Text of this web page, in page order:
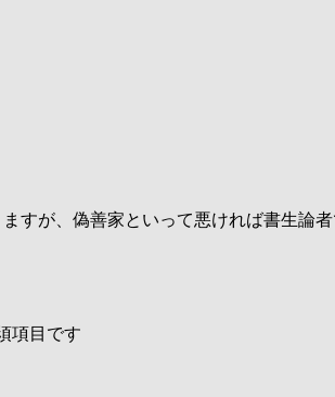
すが、偽善家といって悪ければ書生論
項目です